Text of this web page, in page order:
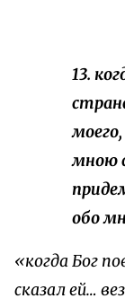
13.
моего,
мною
обо
«когда Бог
сказал ей…